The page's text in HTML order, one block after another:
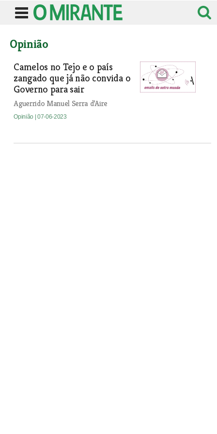
Opinião
Camelos no Tejo e o país
zangado que já não convida o
Governo para sair
Aguerrido Manuel Serra d’Aire
Opinião | 07-06-2023